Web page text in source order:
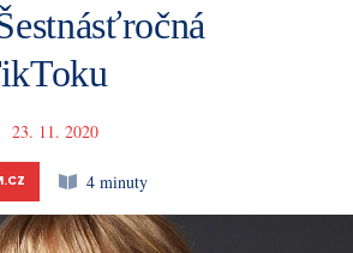
23. 11. 2020
4 minuty